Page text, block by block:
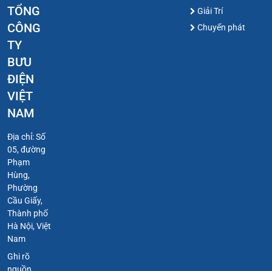
TỔNG
CÔNG
TY
BƯU
ĐIỆN
VIỆT
NAM
Địa chỉ: Số
05, đường
Phạm
Hùng,
Phường
Cầu Giấy,
Thành phố
Hà Nội, Việt
Nam
Ghi rõ
nguồn
Giải Trí
Chuyển phát